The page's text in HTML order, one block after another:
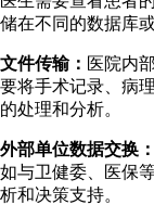
储在不同的数据库
文件传输： 医院内
要将手术记录、病
的处理和分析。
外部单位数据交换：
如与卫健委、医保
析和决策支持。